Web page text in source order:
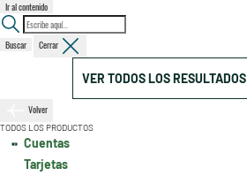
Ir al contenido
Buscar Cerrar
VER TODOS LOS RESULTADOS
Volver
TODOS LOS PRODUCTOS
Cuentas
Tarjetas